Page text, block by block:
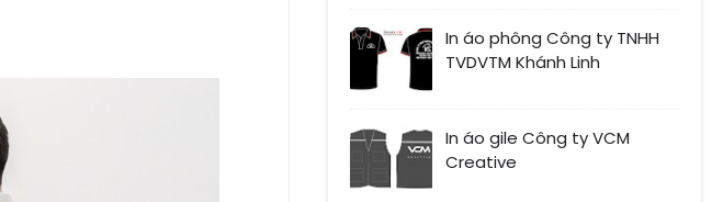
In áo phông Công ty TNHH
TVDVTM Khánh Linh
In áo gile Công ty VCM
Creative